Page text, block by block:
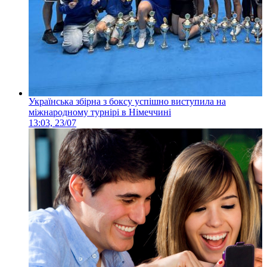
Українська збірна з боксу успішно виступила на
міжнародному турнірі в Німеччині
13:03, 23/07